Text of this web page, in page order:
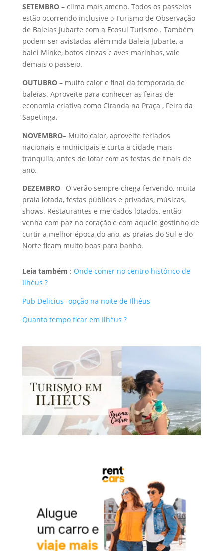
SETEMBRO– clima mais ameno. Todos os passeios
estão ocorrendo inclusive o Turismo de Observação
de Baleias Jubarte com a Ecosul Turismo . Também
podem ser avistadas além mda Baleia Jubarte, a
balei Minke, botos cinzas e aves marinhas, vale
demais o passeio.
OUTUBRO– muito calor e final da temporada de
baleias. Aproveite para conhecer as feiras de
economia criativa como Ciranda na Praça , Feira da
Sapetinga.
NOVEMBRO– Muito calor, aproveite feriados
nacionais e municipais e curta a cidade mais
tranquila, antes de lotar com as festas de finais de
ano.
DEZEMBRO– O verão sempre chega fervendo, muita
praia lotada, festas públicas e privadas, músicas,
shows. Restaurantes e mercados lotados, então
venha com paz no coração e com aquele gostinho de
curtir a melhor época do ano, as praias do Sul e do
Norte ficam muito boas para banho.
Leia também : Onde comer no centro histórico de
Ilhéus ?
Pub Delicius- opção na noite de Ilhéus
Quanto tempo ficar em Ilhéus ?